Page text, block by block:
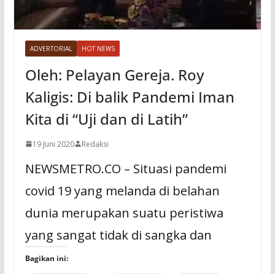
ADVERTORIAL HOT NEWS
Oleh: Pelayan Gereja. Roy
Kaligis: Di balik Pandemi Iman
Kita di “Uji dan di Latih”
19 Juni 2020 Redaksi
NEWSMETRO.CO – Situasi pandemi
covid 19 yang melanda di belahan
dunia merupakan suatu peristiwa
yang sangat tidak di sangka dan
Bagikan ini: